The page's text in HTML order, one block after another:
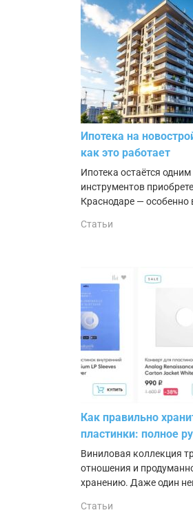
Ипотека на
как это работает
Ипотека остаётся
инструментов
Краснодаре — особенно
Статьи
Как правильно
пластинки: полное
Виниловая коллекция
отношения и
хранению. Даже один
Статьи